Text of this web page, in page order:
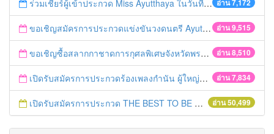
อ่าน 7,172
ร่วมเชียร์ผู้เข้าประกวด Miss Ayutthaya ในวันที่ 15 ธันวาคม 2560
อ่าน 9,515
ขอเชิญสมัครการประกวดแข่งขันวงดนตรี Ayutthaya battle of the bands
อ่าน 8,510
ขอเชิญซื้อสลากกาชาดการกุศลพิเศษจังหวัดพระนครศรีอยุธยา 2560
อ่าน 7,834
เปิดรับสมัครการประกวดร้องเพลงกำนัน ผู้ใหญ่บ้าน ฯลฯ
อ่าน 50,499
เปิดรับสมัครการประกวด THE BEST TO BE NUMBER ONE